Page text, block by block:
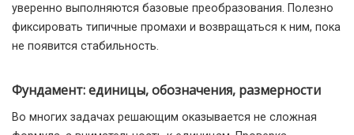
уверенно выполняются базовые преобразования. Полезно
фиксировать типичные промахи и возвращаться к ним, пока
не появится стабильность.
Фундамент: единицы, обозначения, размерности
Во многих задачах решающим оказывается не сложная